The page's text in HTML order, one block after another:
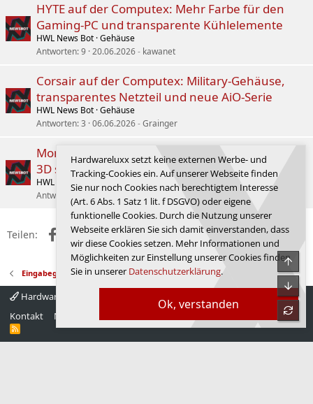
HYTE auf der Computex: Mehr Farbe für den
Gaming-PC und transparente Kühlelemente
HWL News Bot Gehäuse
Antworten 9 20.06.2026 kawanet
Corsair auf der Computex: Military-Gehäuse,
transparentes Netzteil und neue AiO-Serie
HWL News Bot Gehäuse
Antworten 3 06.06.2026 Grainger
Montech auf der Computex: Das neue King 95
3D soll allen die Show stehlen
HWL News Bot
Gehäuse
Antworten
03.06.2026 HWL News Bot
Teilen: FacebookX (Twitter)
RedditWhatsApp
E-MailLink
Eingabegeräte
Hardwareluxx 4.0
Kontakt
Nutzungsbedingungen Startseite
R
Ok, verstanden
Hardwareluxx setzt keine externen Werbe- und
Tracking-Cookies ein. Auf unserer Webseite finden
Sie nur noch Cookies nach berechtigtem Interesse
(Art. 6 Abs. 1 Satz 1 lit. f DSGVO) oder eigene
funktionelle Cookies. Durch die Nutzung unserer
Webseite erklären Sie sich damit einverstanden, dass
wir diese Cookies setzen. Mehr Informationen und
Möglichkeiten zur Einstellung unserer Cookies finden
Sie in unserer Datenschutzerklärung.